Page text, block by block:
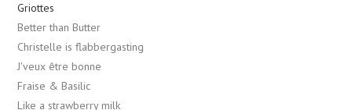
Griottes
Better than Butter
Christelle is flabbergasting
J'veux être bonne
Fraise & Basilic
Like a strawberry milk